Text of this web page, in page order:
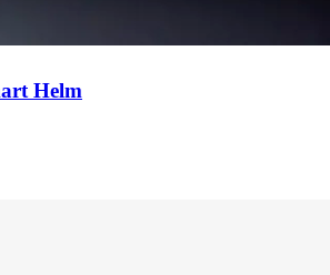
Helm